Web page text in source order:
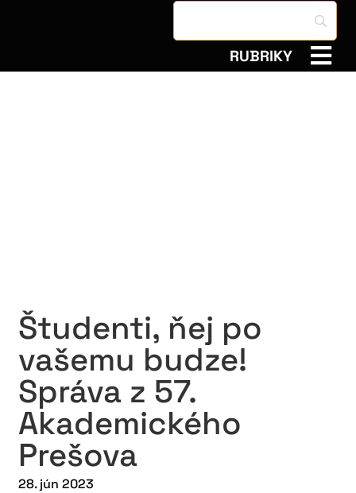
RUBRIKY
Študenti, ňej po
vašemu budze!
Správa z 57.
Akademického
Prešova
28. jún 2023